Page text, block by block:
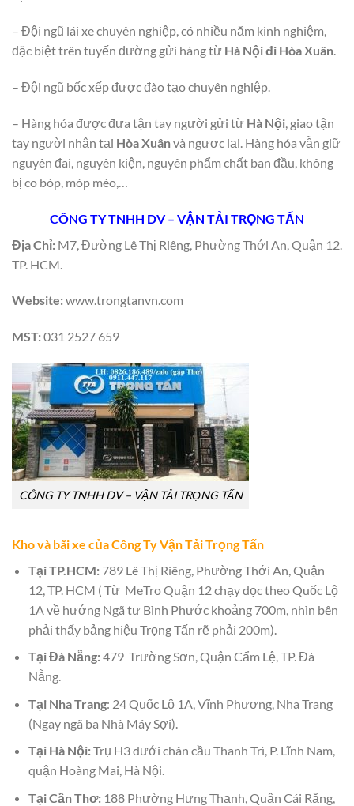
– Đội ngũ lái xe chuyên nghiệp, có nhiều năm kinh nghiệm,
đặc biệt trên tuyến đường gửi hàng từ Hà Nội đi Hòa Xuân.
– Đội ngũ bốc xếp được đào tạo chuyên nghiệp.
– Hàng hóa được đưa tận tay người gửi từ Hà Nội, giao tận
tay người nhận tại Hòa Xuânvà ngược lại. Hàng hóa vẫn giữ
nguyên đai, nguyên kiện, nguyên phẩm chất ban đầu, không
bị co bóp, móp méo,…
CÔNG TY TNHH DV – VẬN TẢI TRỌNG TẤN
Địa Chỉ: M7, Đường Lê Thị Riêng, Phường Thới An, Quận 12.
TP. HCM.
Website:www.trongtanvn.com
MST:031 2527 659
CÔNG TY TNHH DV – VẬN TẢI TRỌNG TẤN
Kho và bãi xe của Công Ty Vận Tải Trọng Tấn
Tại TP.HCM:789 Lê Thị Riêng, Phường Thới An, Quận
12, TP. HCM ( Từ MeTro Quận 12 chạy dọc theo Quốc Lộ
1A về hướng Ngã tư Bình Phước khoảng 700m, nhìn bên
phải thấy bảng hiệu Trọng Tấn rẽ phải 200m).
Tại Đà Nẵng:479 Trường Sơn, Quận Cẩm Lệ, TP. Đà
Nẵng.
Tại Nha Trang: 24 Quốc Lộ 1A, Vĩnh Phương, Nha Trang
(Ngay ngã ba Nhà Máy Sợi).
Tại Hà Nội:Trụ H3 dưới chân cầu Thanh Trì, P. Lĩnh Nam,
quận Hoàng Mai, Hà Nội.
Tại Cần Thơ: 188 Phường Hưng Thạnh, Quận Cái Răng,